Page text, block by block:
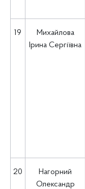
19
Михайлова
Ірина Сергіївна
20
Нагорний
Олександр